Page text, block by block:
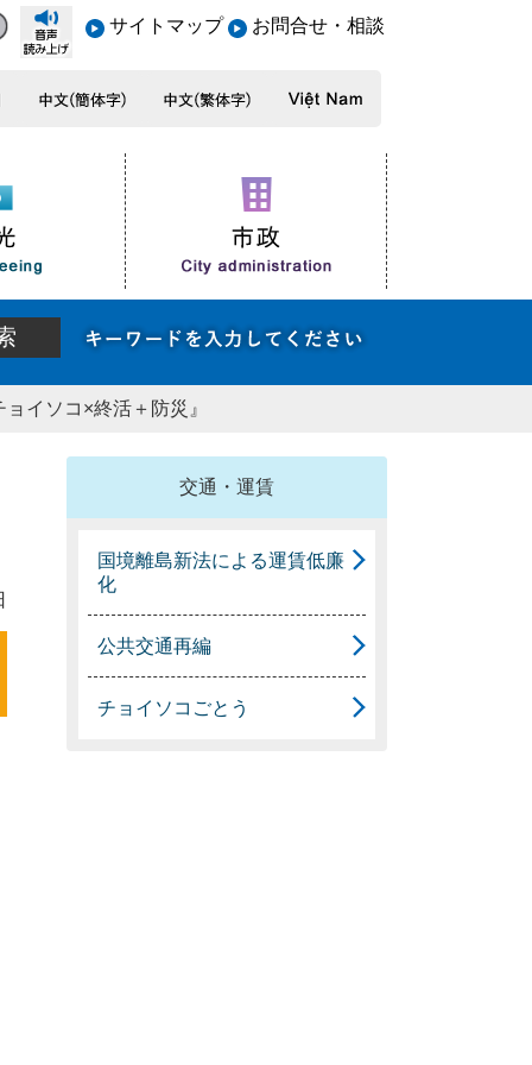
サイトマップ お問合せ・相談
イソコ×終活＋防災』
交通・運賃
国境離島新法による運賃低廉
化
公共交通再編
チョイソコごとう